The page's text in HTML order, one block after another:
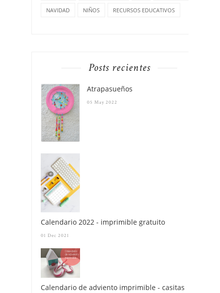
NAVIDAD NIÑOS RECURSOS EDUCATIVOS
Posts recientes
Atrapasueños
05 May 2022
Calendario 2022 - imprimible gratuito
01 Dec 2021
Calendario de adviento imprimible - casitas